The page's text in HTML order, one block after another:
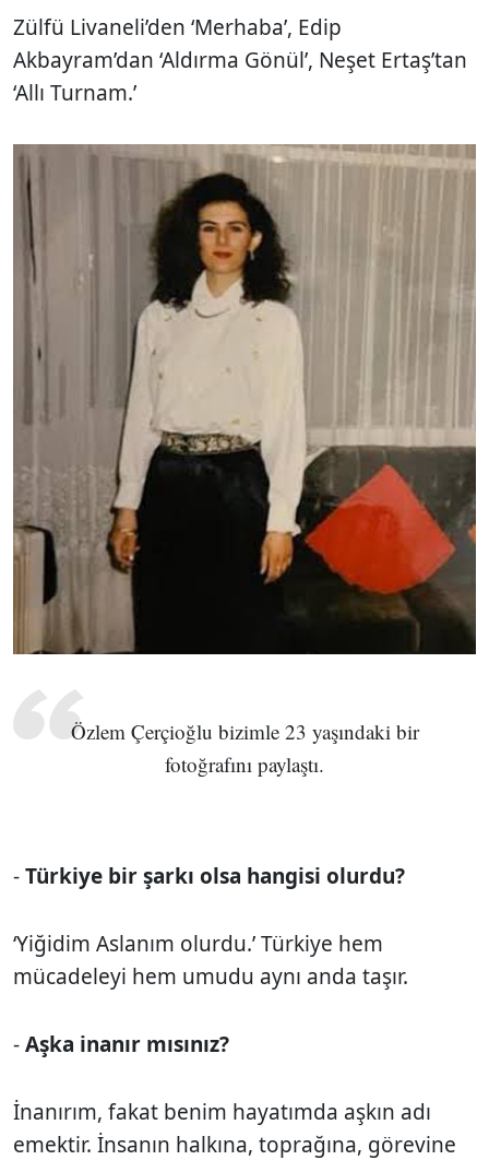
Zülfü Livaneli’den ‘Merhaba’, Edip
Akbayram’dan ‘Aldırma Gönül’, Neşet Ertaş’tan
‘Allı Turnam.’
Özlem Çerçioğlu bizimle 23 yaşındaki bir
fotoğrafını paylaştı.
-Türkiye bir şarkı olsa hangisi olurdu?
‘Yiğidim Aslanım olurdu.’ Türkiye hem
mücadeleyi hem umudu aynı anda taşır.
-Aşka inanır mısınız?
İnanırım, fakat benim hayatımda aşkın adı
emektir. İnsanın halkına, toprağına, görevine